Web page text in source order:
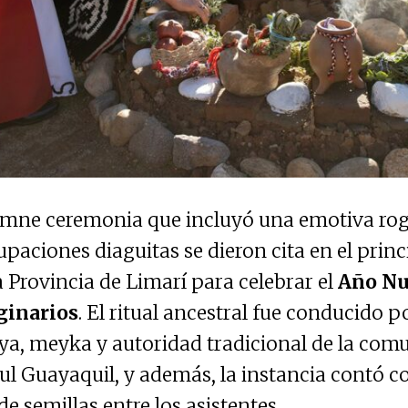
ceremonia que incluyó una emotiva
diaguitas se dieron cita en el
Provincia de Limarí para celebrar elAño
. El ritual ancestral fue conducido
meyka y autoridad tradicional de la
Guayaquil, y además, la instancia contó